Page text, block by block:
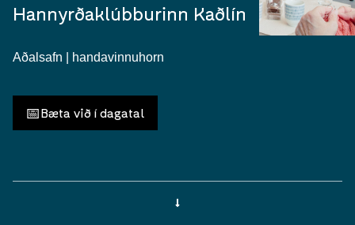
Hannyrðaklúbburinn Kaðlín
Aðalsafn | handavinnuhorn
📅Bæta við í dagatal